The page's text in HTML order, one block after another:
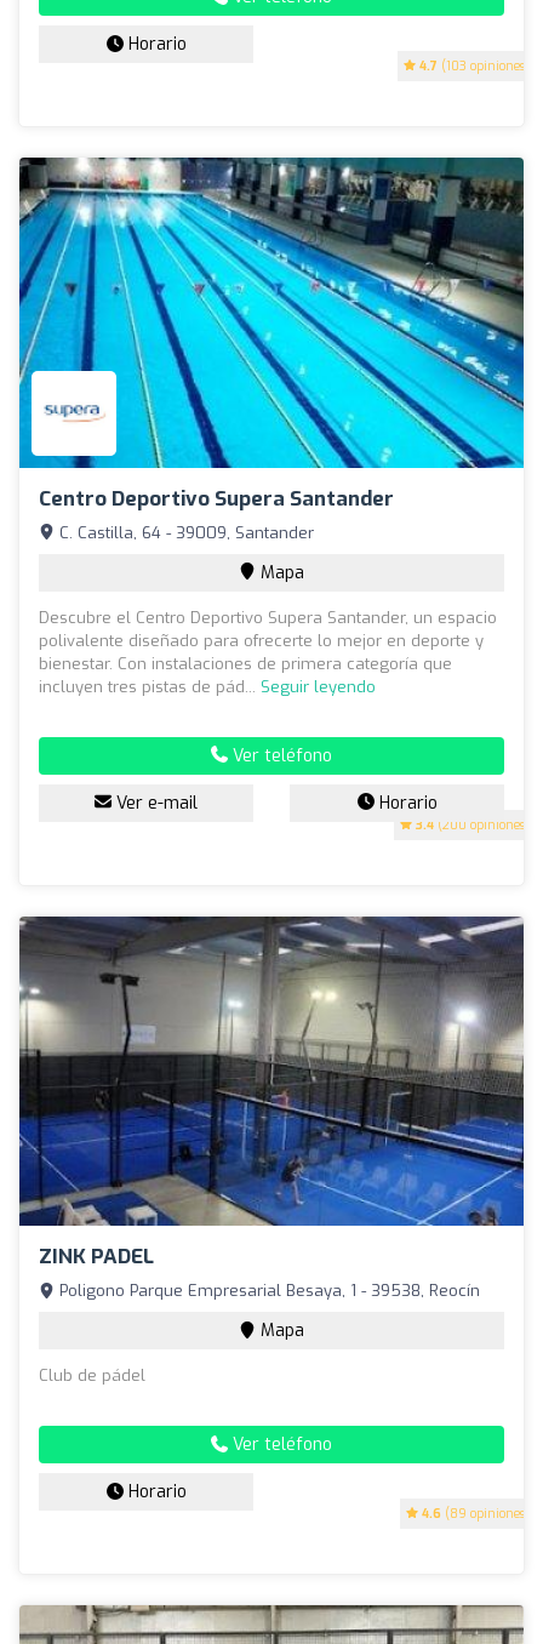
4.7 (103 opiniones)
Horario
Centro Deportivo Supera Santander
3.4 (200 opiniones)
C. Castilla, 64 - 39009, Santander
Mapa
Descubre el Centro Deportivo Supera Santander, un espacio
polivalente diseñado para ofrecerte lo mejor en deporte y
bienestar. Con instalaciones de primera categoría que
incluyen tres pistas de pád... Seguir leyendo
Ver teléfono
Ver e-mail Horario
ZINK PADEL
4.6 (89 opiniones)
Poligono Parque Empresarial Besaya, 1 - 39538, Reocín
Mapa
Club de pádel
Ver teléfono
Horario